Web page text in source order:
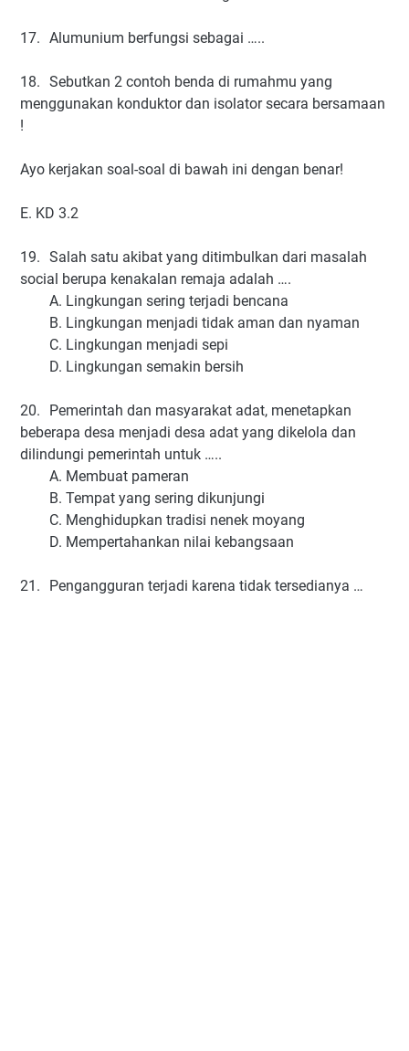
17. Alumunium berfungsi sebagai …..
18. Sebutkan 2 contoh benda di rumahmu yang
menggunakan konduktor dan isolator secara bersamaan
!
Ayo kerjakan soal-soal di bawah ini dengan benar!
E. KD 3.2
19. Salah satu akibat yang ditimbulkan dari masalah
social berupa kenakalan remaja adalah ….
A. Lingkungan sering terjadi bencana
B. Lingkungan menjadi tidak aman dan nyaman
C. Lingkungan menjadi sepi
D. Lingkungan semakin bersih
20.
Pemerintah dan masyarakat adat, menetapkan
beberapa desa menjadi desa adat yang dikelola dan
dilindungi pemerintah untuk …..
A. Membuat pameran
B. Tempat yang sering dikunjungi
C. Menghidupkan tradisi nenek moyang
D. Mempertahankan nilai kebangsaan
21. Pengangguran terjadi karena tidak tersedianya …